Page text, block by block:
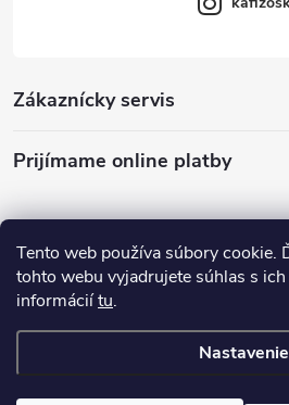
Tento web používa súbory cookie.
tohto webu vyjadrujete súhlas s
informáciítu.
Nastavenie
Zákaznícky servis
Prijímame online platby